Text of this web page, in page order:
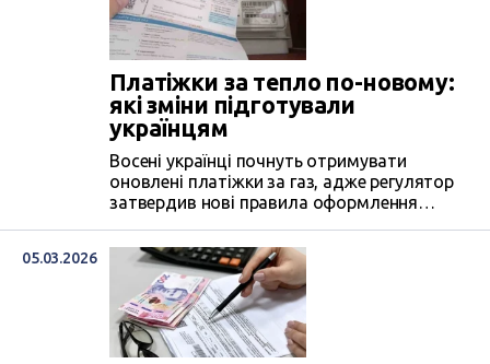
Платіжки за тепло по-новому:
які зміни підготували
українцям
Восені українці почнуть отримувати
оновлені платіжки за газ, адже регулятор
затвердив нові правила оформлення
обов’язковими з 1 жовтня 2026 року. Саме
з цього часу українці почнуть отримувати
рахунки за газ у новому форматі.
05.03.2026